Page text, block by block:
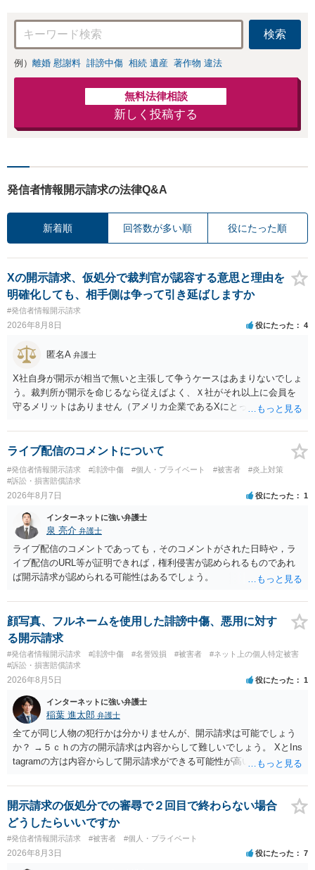
応可：開示請求の
意見照会が来たと
きの対処法、被害
者との示談交渉
検索
例） 離婚 慰謝料 誹謗中傷 相続 遺産 著作物 違法
無料法律相談
新しく投稿する
発信者情報開示請求の法律Q&A
新着順 回答数が多い順 役にたった順
Xの開示請求、仮処分で裁判官が認容する意思と理由を
明確化しても、相手側は争って引き延ばしますか
#発信者情報開示請求
2026年8月8日 役にたった 4
匿名A 弁護士
X社自身が開示が相当で無いと主張して争うケースはあまりないでしょ
う。裁判所が開示を命じるなら従えばよく、Ｘ社がそれ以上に会員を
守るメリットはありません（アメリカ企業であるXにとって、日本の会
うかを争うよりも、「発信者情報の保有確認がまだできていない」な
どと言い訳して確認できるまで発令を引き伸ばす方で対応してくる方
す）。
ライブ配信のコメントについて
#発信者情報開示請求 #誹謗中傷 #個人・プライベート #被害者
#炎上対策
#訴訟・損害賠償請求
2026年8月7日 役にたった 1
インターネットに強い弁護士
泉 亮介 弁護士
ライブ配信のコメントであっても，そのコメントがされた日時や，ラ
イブ配信のURL等が証明できれば，権利侵害が認められるものであれ
ば開示請求が認められる可能性はあるでしょう。
顔写真、フルネームを使用した誹謗中傷、悪用に対す
る開示請求
#発信者情報開示請求 #誹謗中傷 #名誉毀損 #被害者
#ネット上の個人特定被害
#訴訟・損害賠償請求
2026年8月5日 役にたった 1
インターネットに強い弁護士
稲葉 進太郎 弁護士
全てが同じ人物の犯行かは分かりませんが、開示請求は可能でしょう
か？ →５ｃｈの方の開示請求は内容からして難しいでしょう。 XとIns
tagramの方は内容からして開示請求ができる可能性が高いでしょう。
いでしょう。７月中にアカウントが削除されている場合、今から進め
ても失敗する可能性が高いように思われます。 相手を特定できた場
合、相手に全ての弁護士費用を負担させることは可能でしょうか？ →
訴訟外の交渉で相手方が認めれば負担させることができるでしょう。
訴訟で判決となった場合は、実際の弁護士費用が認められる場合と認
められない場合があり何ともいえないところでしょう。
開示請求の仮処分での審尋で２回目で終わらない場合
どうしたらいいですか
#発信者情報開示請求 #被害者 #個人・プライベート
2026年8月3日 役にたった 7